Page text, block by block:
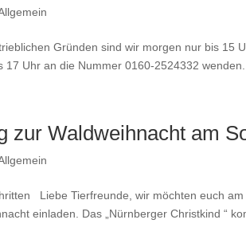
Gründen sind wir morgen nur bis 15
17 Uhr an die Nummer 0160-2524332
zur Waldweihnacht am
Liebe Tierfreunde, wir möchten euch
einladen. Das „Nürnberger Christkind “